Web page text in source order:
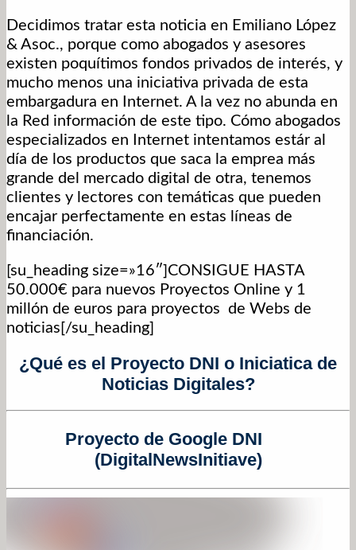
Decidimos tratar esta noticia en Emiliano López
& Asoc., porque como abogados y asesores
existen poquítimos fondos privados de interés, y
mucho menos una iniciativa privada de esta
embargadura en Internet. A la vez no abunda en
la Red información de este tipo. Cómo abogados
especializados en Internet intentamos estár al
día de los productos que saca la emprea más
grande del mercado digital de otra, tenemos
clientes y lectores con temáticas que pueden
encajar perfectamente en estas líneas de
financiación.
[su_heading size=»16″]CONSIGUE HASTA
50.000€ para nuevos Proyectos Online y 1
millón de euros para proyectos de Webs de
noticias[/su_heading]
¿Qué es el Proyecto DNI o Iniciatica de
Noticias Digitales?
Proyecto de Google DNI
(DigitalNewsInitiave)